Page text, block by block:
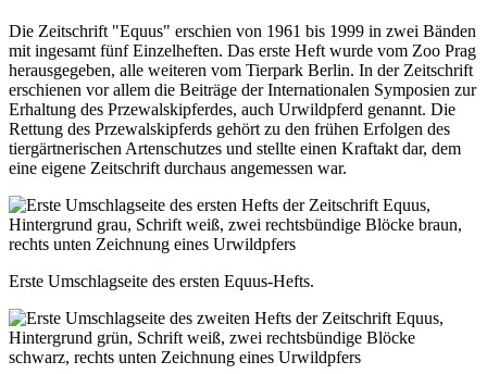
Die Zeitschrift "Equus" erschien von 1961 bis 1999 in zwei Bänden
mit ingesamt fünf Einzelheften. Das erste Heft wurde vom Zoo Prag
herausgegeben, alle weiteren vom Tierpark Berlin. In der Zeitschrift
erschienen vor allem die Beiträge der Internationalen Symposien zur
Erhaltung des Przewalskipferdes, auch Urwildpferd genannt. Die
Rettung des Przewalskipferds gehört zu den frühen Erfolgen des
tiergärtnerischen Artenschutzes und stellte einen Kraftakt dar, dem
eine eigene Zeitschrift durchaus angemessen war.
Erste Umschlagseite des ersten Equus-Hefts.